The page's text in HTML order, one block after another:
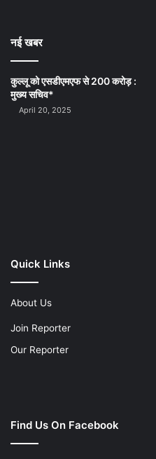
नई खबर
कुल्लू को एसडीएमएफ से 200 करोड़ :
मुख्य सचिव*
April 20, 2025
Quick Links
About Us
Join Reporter
Our Reporter
Find Us On Facebook